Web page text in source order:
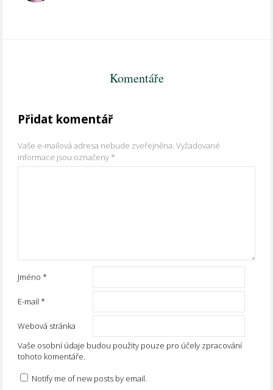
Komentáře
Přidat komentář
Vaše e-mailová adresa nebude zveřejněna. Vyžadované
informace jsou označeny*
Jméno*
E-mail*
Webová stránka
Vaše osobní údaje budou použity pouze pro účely zpracování
tohoto komentáře.
Notify me of new posts by email.